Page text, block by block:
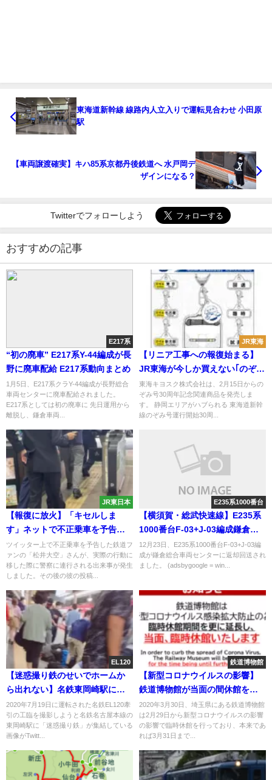
東海道新幹線 線路内人立入りで運転見合わせ 小田原
駅
【車両譲渡確実】キハ85系京都丹後鉄道へ 水戸岡デ
ザインになる？
Twitterでフォローしよう
おすすめの記事
E217系
“初の廃車” E217系Y-44編成が長
野に廃車配給 E217系動向まとめ
1月5日、E217系クラY-44編成が長野総合
車両センターに廃車配給されました。
E217系としては初の廃車に 先日運用から
離脱し、鎌倉車両...
JR東海
【リニア工事への報復始まる】
JR東海が今しか買えない｢のぞみ
30周年限定グッズ｣の販売を静岡
県内だけ除外
東海キヨスク株式会社は、2月15日からの
ぞみ号30周年記念関連商品を発売しま
す。 静岡エリアがハブられる 東海道新幹
線のぞみ号運行開始30周...
JR東日本
【報復に放火】「キセルしま
す」ネットで不正乗車を予告し
た撮り鉄が警察に連行 JR東日本
で繰り返される驚きの手口
ツイッター上で不正乗車を予告した鉄道フ
ァンの「松井大空」さんが、実際の行動に
移した際に警察に連行される出来事が発生
しました。その後の彼の投稿...
E235系1000番台
【横須賀・総武快速線】E235系
1000番台F-03+J-03編成鎌倉に
返却 E217系が続々と疎開
12月23日、E235系1000番台F-03+J-03編
成が鎌倉総合車両センターに返却回送され
ました。 (adsbygoogle = win...
EL120
【迷惑撮り鉄のせいでホームか
ら出れない】名鉄東岡崎駅に
EL120撮影のために集結 一
般の乗客から不満が噴出
2020年7月19日に運転された名鉄EL120牽
引の工臨を撮影しようと名鉄名古屋本線の
東岡崎駅に「迷惑撮り鉄」が集結している
画像がTwitt...
鉄道博物館
【新型コロナウイルスの影響】
鉄道博物館が当面の間休館を決
定 再開時期については未定
2020年3月30日、埼玉県にある鉄道博物館
は2月29日から新型コロナウイルスの影響
の影響で臨時休館を行っており、本来であ
れば3月31日まで...